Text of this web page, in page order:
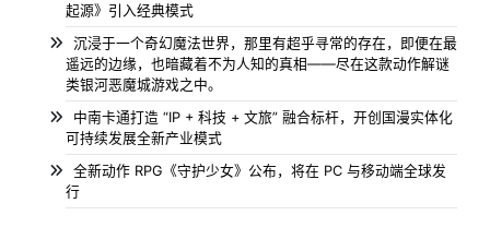
起源》引入经典模式
沉浸于一个奇幻魔法世界，那里有超乎寻常的存在，即便在最
遥远的边缘，也暗藏着不为人知的真相——尽在这款动作解谜
类银河恶魔城游戏之中。
中南卡通打造 “IP + 科技 + 文旅” 融合标杆，开创国漫实体化
可持续发展全新产业模式
全新动作 RPG《守护少女》公布，将在 PC 与移动端全球发
行